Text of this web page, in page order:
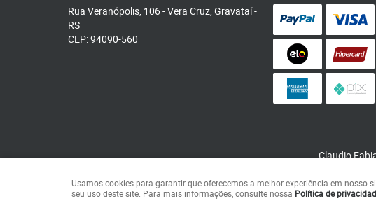
Rua Veranópolis, 106-Vera Cruz, Gravataí-
RS
CEP: 94090-560
Claudio
Usamos cookies para garantir que oferecemos a melhor experiência em nosso
seu uso deste site. Para mais informações, consulte nossa Política de